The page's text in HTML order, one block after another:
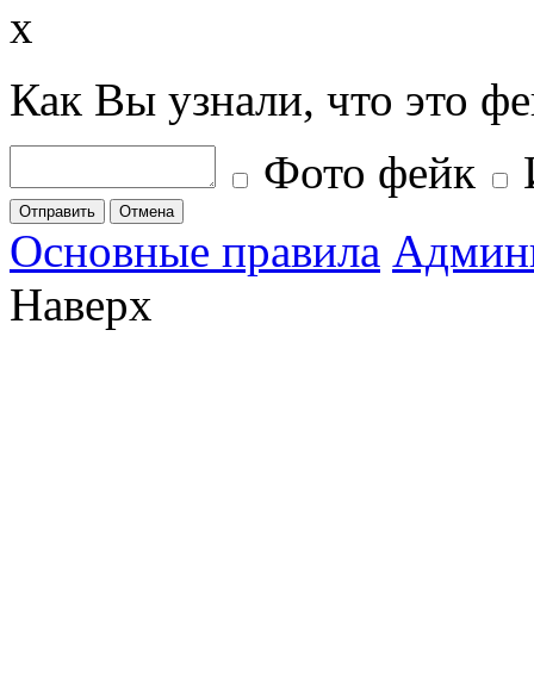
x
Как Вы узнали, что это
Фото фейк
Отправить Отмена
Основные правила
Наверх